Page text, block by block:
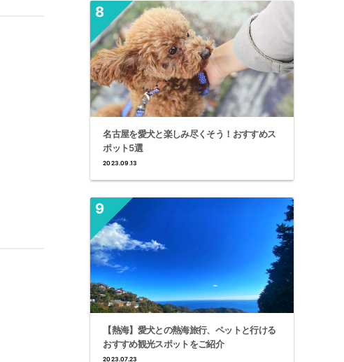
名古屋を愛犬と楽しみ尽くそう！おすすめス
ポット5選
2023.09.13
【熱海】愛犬との熱海旅行、ペットと行ける
おすすめ観光スポットをご紹介
2023.07.23